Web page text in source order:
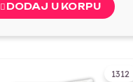
DODAJ U KORPU
1312